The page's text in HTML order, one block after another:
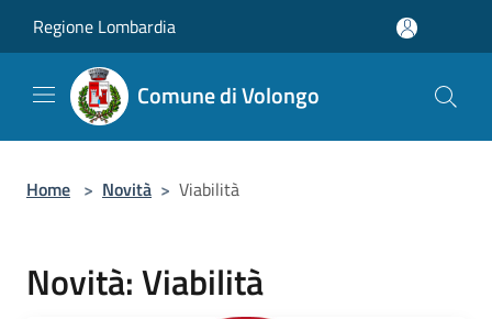
Regione Lombardia
Comune di Volongo
Home > Novità > Viabilità
Novità: Viabilità